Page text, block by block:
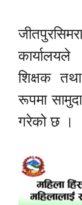
कार्यालयले
शिक्षक
रूपमा
गरेको छ ।